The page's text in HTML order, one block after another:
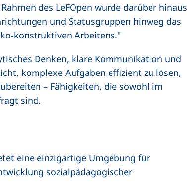
des LeFOpen wurde darüber hinaus
und Statusgruppen hinweg das
konstruktiven Arbeitens."
Denken, klare Kommunikation und
komplexe Aufgaben effizient zu lösen,
– Fähigkeiten, die sowohl im
sind.
eine einzigartige Umgebung für
sozialpädagogischer